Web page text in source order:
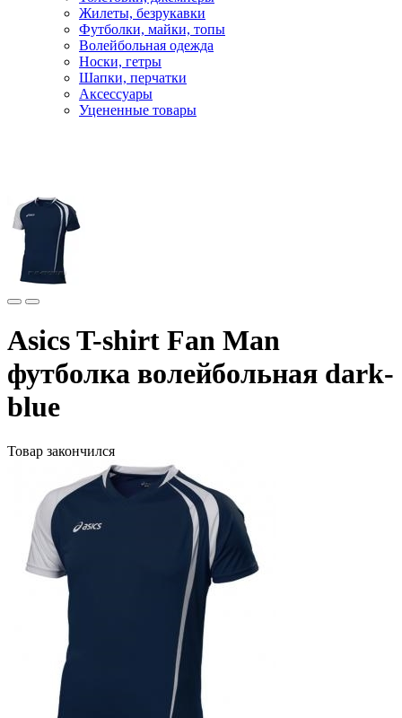
Жилеты, безрукавки
Футболки, майки, топы
Волейбольная одежда
Носки, гетры
Шапки, перчатки
Аксессуары
Уцененные товары
Asics T-shirt Fan Man
футболка волейбольная dark-
blue
Товар закончился